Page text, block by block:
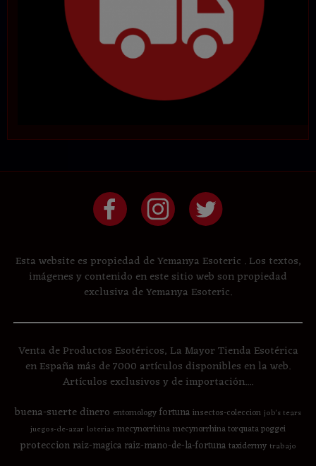
Esta website es propiedad de Yemanya Esoteric . Los textos,
imágenes y contenido en este sitio web son propiedad
exclusiva de Yemanya Esoteric.
Venta de Productos Esotéricos, La Mayor Tienda Esotérica
en España más de 7000 artículos disponibles en la web.
Artículos exclusivos y de importación....
buena-suertedinero entomologyfortunainsectos-coleccion job's tears
juegos-de-azar loterias mecynorrhinamecynorrhina torquata poggei
proteccion raiz-magica raiz-mano-de-la-fortunataxidermy trabajo